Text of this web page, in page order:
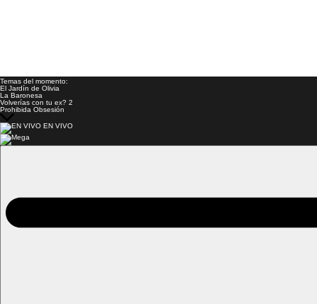
Temas del momento:
El Jardín de Olivia
La Baronesa
Volverías con tu ex? 2
Prohibida Obsesión
EN VIVO